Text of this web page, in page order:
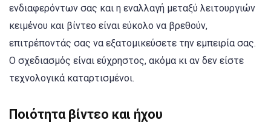
ενδιαφερόντων σας και η εναλλαγή μεταξύ λειτουργιών
κειμένου και βίντεο είναι εύκολο να βρεθούν,
επιτρέποντάς σας να εξατομικεύσετε την εμπειρία σας.
Ο σχεδιασμός είναι εύχρηστος, ακόμα κι αν δεν είστε
τεχνολογικά καταρτισμένοι.
Ποιότητα βίντεο και ήχου